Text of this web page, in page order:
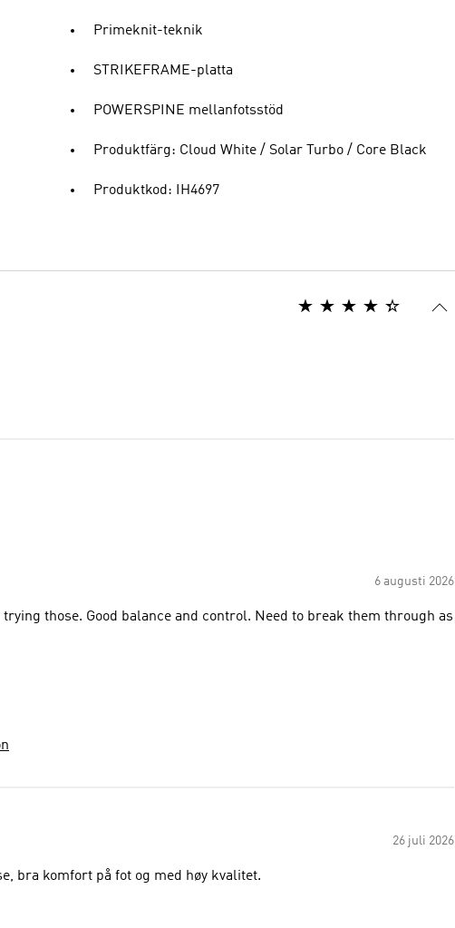
Primeknit-teknik
STRIKEFRAME-platta
POWERSPINE mellanfotsstöd
Produktfärg: Cloud White / Solar Turbo / Core Black
Produktkod: IH4697
6 augusti 2026
trying those. Good balance and control. Need to break them through as
26 juli 2026
bra komfort på fot og med høy kvalitet.